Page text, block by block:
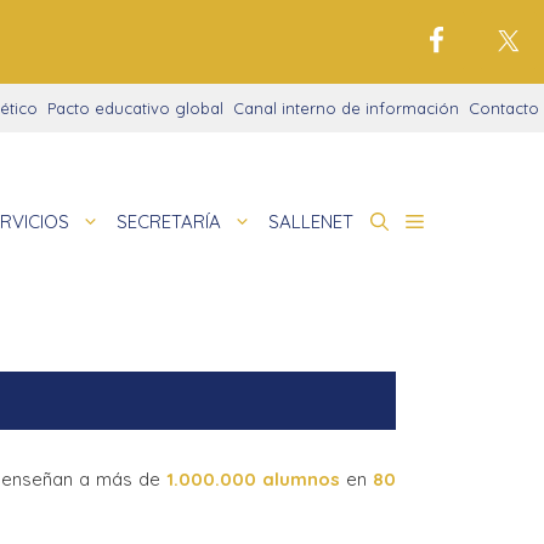
Pacto educativo global Canal interno de información Contacto
didácticas
SECRETARÍA SALLENET
, enseñan a más de 1.000.000 alumnos en 80